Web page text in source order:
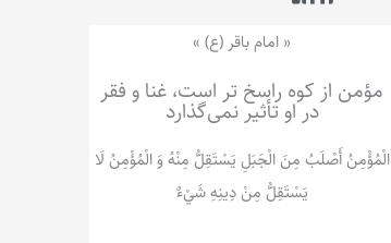
ه
« امام باقر (ع) »
مؤمن از کوه راسخ تر است، غنا و فقر
در او تأثیر نمی‌گذارد
الْمُؤْمِنُ‌ أَصْلَبُ‌ مِنَ‌ الْجَبَلِ‌ یَسْتَقِلُّ مِنْهُ وَ الْمُؤْمِنُ لَا
يَسْتَقِلُّ مِنْ دِينِهِ شَيْ‌ءٌ